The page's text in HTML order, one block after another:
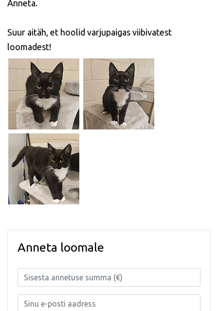
Anneta.
Suur aitäh, et hoolid varjupaigas viibivatest
loomadest!
Anneta loomale